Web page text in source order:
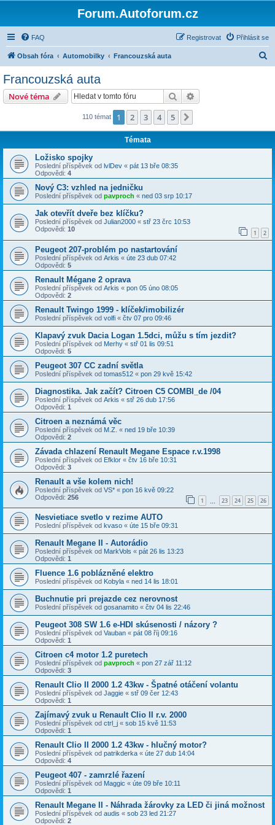
Forum.Autoforum.cz
FAQ Přihlásit se
Registrovat
Obsah fóra Automobilky Francouzská auta
Francouzská auta
Nové téma Hledat
110 témat 1 2 3 4 5
Témata
Ložisko spojky
Poslední příspěvek od lvlDev « pát 13 bře 08:35
Odpovědi: 4
Nový C3: vzhled na jedničku
Poslední příspěvek od pavproch « ned 03 srp 10:17
Jak otevřít dveře bez klíčku?
Poslední příspěvek od Julian2000 « stř 23 črc 10:53
Odpovědi: 10 1 2
Peugeot 207-problém po nastartování
Poslední příspěvek od Arkis « úte 23 dub 07:42
Odpovědi: 5
Renault Mégane 2 oprava
Poslední příspěvek od Arkis « pon 05 úno 08:05
Odpovědi: 2
Renault Twingo 1999 - klíček/imobilizér
Poslední příspěvek od volfi « čtv 07 pro 09:46
Klapavý zvuk Dacia Logan 1.5dci, můžu s tím jezdit?
Poslední příspěvek od Merhy « stř 01 lis 09:51
Odpovědi: 5
Peugeot 307 CC zadní světla
Poslední příspěvek od tomas512 « pon 29 kvě 15:42
Diagnostika. Jak začít? Citroen C5 COMBI_de /04
Poslední příspěvek od Arkis « stř 26 dub 17:56
Odpovědi: 1
Citroen a neznámá věc
Poslední příspěvek od M.Z. « ned 19 bře 10:39
Odpovědi: 2
Závada chlazení Renault Megane Espace r.v.1998
Poslední příspěvek od Efklor « čtv 16 bře 10:31
Odpovědi: 3
Renault a vše kolem nich!
Poslední příspěvek od VS* « pon 16 kvě 09:22
Odpovědi: 256 1 23 24 25 26
Nesvietiace svetlo v rezime AUTO
Poslední příspěvek od kvaso « úte 15 bře 09:31
Renault Megane II - Autorádio
Poslední příspěvek od MarkVols « pát 26 lis 13:23
Odpovědi: 1
Fluence 1.6 poblázněné elektro
Poslední příspěvek od Kobyla « ned 14 lis 18:01
Buchnutie pri prejazde cez nerovnost
Poslední příspěvek od gosanamito « čtv 04 lis 22:46
Peugeot 308 SW 1.6 e-HDI skúsenosti / názory ?
Poslední příspěvek od Vauban « pát 08 říj 09:16
Odpovědi: 1
Citroen c4 motor 1.2 puretech
Poslední příspěvek od pavproch « pon 27 zář 11:12
Odpovědi: 3
Renault Clio II 2000 1.2 43kw - Špatné otáčení volantu
Poslední příspěvek od Jaggie « stř 09 čer 12:43
Odpovědi: 1
Zajímavý zvuk u Renault Clio II r.v. 2000
Poslední příspěvek od ctrl_j « sob 15 kvě 11:53
Odpovědi: 1
Renault Clio II 2000 1.2 43kw - hlučný motor?
Poslední příspěvek od patrikderka « úte 27 dub 14:04
Odpovědi: 4
Peugeot 407 - zamrzlé řazení
Poslední příspěvek od Maggic « úte 09 bře 10:11
Odpovědi: 1
Renault Megane II - Náhrada žárovky za LED či jiná možnost
Poslední příspěvek od audis « sob 23 led 21:27
Odpovědi: 2